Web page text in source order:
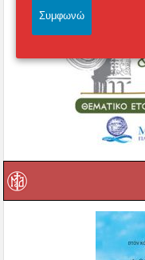
Συμφωνώ